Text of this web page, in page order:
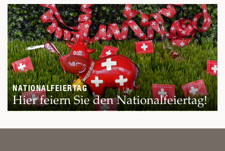
NATIONALFEIERTAG
Hier feiern Sie den Nationalfeiertag!